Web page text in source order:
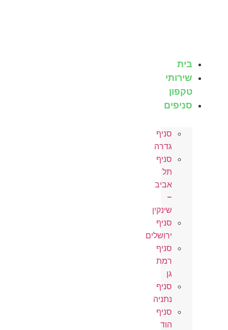
בית
שירותי
טקפון
סניפים
סניף
גדרה
סניף
תל
אביב
–
שינקין
סניף
ירושלים
סניף
רמת
גן
סניף
נתניה
סניף
הוד